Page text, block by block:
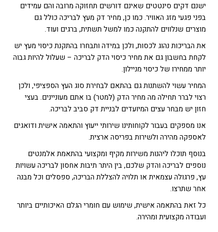
ישנם דקים סינטטים שאינם דורשים תחזוקה מרובה והם עמידים
בפני פגעי מזג האוויר. כמו כן, מחיר דק מעץ לבריכה כולל גם
מוצרים שנלווים להתקנה כמו למשל תשתית, ברגים ועוד.
את הבריכות נהוג לכסות, ולכן במידה ותבחרו בהתקנת כיסוי מעץ יש
לקחת בחשבון גם את מחיר כיסוי הדק לבריכה – שעלול להיות גבוה
יותר ממחירו של כיסוי מניילון.
המחיר עשוי להשתנות גם בהתאם לבחירת סוג העץ הספציפי, ולכן
רצוי לברר תחילה מה מחיר הדק (למטר) בו אתם מעוניינים. בעצי
חזון יש מבחר עצים המיועדים לבניית דק סביב לבריכה.
אנו מספקים בעבור לקוחותינו שירותי ייעוץ והתאמה אישית ודואגים
לאספקה מהירה ולשירות בפריסה ארצית.
בנוסף תוכלו ליהנות משירות מקיף ומקצועי בהתאמת אלמנטים
נוספים לבריכה והדק שלכם, בין היתר תיבות אחסון לבריכה עשויות
עץ, פרגולה עצמאית או תלויה להצללת הבריכה, ספסלים וכל מבנה
אחר שתרצו.
כל זאת בהתאמה אישית, שימוש עם חומרי הגלם האיכותיים ביותר
ועבודה מקצועית ומהירה.